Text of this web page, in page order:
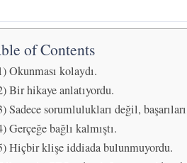
of Contents
Okunması kolaydı.
Bir hikaye anlatıyordu.
Sadece sorumlulukları değil,
Gerçeğe bağlı kalmıştı.
Hiçbir klişe iddiada bulunmuyordu.